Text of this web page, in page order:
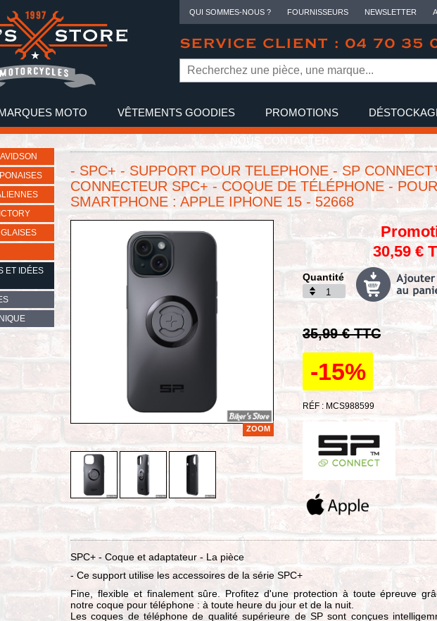
QUI SOMMES-NOUS ? FOURNISSEURS NEWSLETTER
SERVICE CLIENT : 04 70 35
MOTO VÊTEMENTS GOODIES PROMOTIONS
NOUS CONTACTER
ET IDÉES
- SPC+ - SUPPORT POUR TELEPHONE - SP
CONNECTEUR SPC+ - COQUE DE TÉLÉPHONE - POUR
SMARTPHONE : APPLE IPHONE 15 - 52668
ZOOM
30,59 €
Quantité
35,99 € TTC
-15%
RÉF : MCS988599
SPC+ - Coque et adaptateur - La pièce
- Ce support utilise les accessoires de la série SPC+
Fine, flexible et finalement sûre. Profitez d'une protection à toute épreuve
notre coque pour téléphone : à toute heure du jour et de la nuit.
Les coques de téléphone de qualité supérieure de SP sont conçues